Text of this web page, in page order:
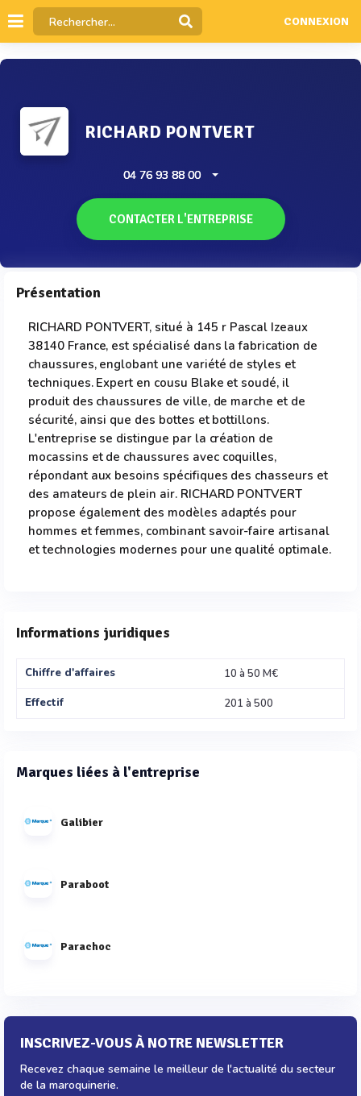
CONNEXION
RICHARD PONTVERT
04 76 93 88 00
CONTACTER L'ENTREPRISE
Présentation
RICHARD PONTVERT, situé à 145 r Pascal Izeaux
38140 France, est spécialisé dans la fabrication de
chaussures, englobant une variété de styles et
techniques. Expert en cousu Blake et soudé, il
produit des chaussures de ville, de marche et de
sécurité, ainsi que des bottes et bottillons.
L'entreprise se distingue par la création de
mocassins et de chaussures avec coquilles,
répondant aux besoins spécifiques des chasseurs et
des amateurs de plein air. RICHARD PONTVERT
propose également des modèles adaptés pour
hommes et femmes, combinant savoir-faire artisanal
et technologies modernes pour une qualité optimale.
Informations juridiques
Chiffre d'affaires
10 à 50 M€
Effectif
201 à 500
Marques liées à l'entreprise
Galibier
Paraboot
Parachoc
INSCRIVEZ-VOUS À NOTRE NEWSLETTER
Recevez chaque semaine le meilleur de l'actualité du secteur
de la maroquinerie.